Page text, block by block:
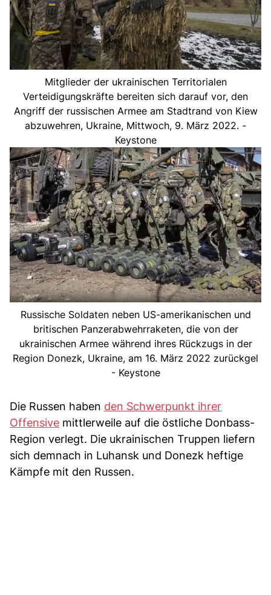
Mitglieder der ukrainischen Territorialen
Verteidigungskräfte bereiten sich darauf vor, den
Angriff der russischen Armee am Stadtrand von Kiew
abzuwehren, Ukraine, Mittwoch, 9. März 2022. -
Keystone
Russische Soldaten neben US-amerikanischen und
britischen Panzerabwehrraketen, die von der
ukrainischen Armee während ihres Rückzugs in der
Region Donezk, Ukraine, am 16. März 2022 zurückgel
- Keystone
Die Russen haben den Schwerpunkt ihrer
Offensive mittlerweile auf die östliche Donbass-
Region verlegt. Die ukrainischen Truppen liefern
sich demnach in Luhansk und Donezk heftige
Kämpfe mit den Russen.